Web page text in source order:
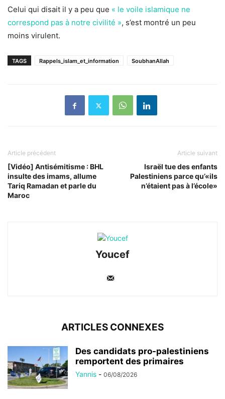
Celui qui disait il y a peu que « le voile islamique ne
correspond pas à notre civilité », s’est montré un peu
moins virulent.
TAGS Rappels_islam_et_information SoubhanAllah
Article précédent
[Vidéo] Antisémitisme : BHL
insulte des imams, allume
Tariq Ramadan et parle du
Maroc
Article suivant
Israël tue des enfants
Palestiniens parce qu’«ils
n’étaient pas à l’école»
Youcef
ARTICLES CONNEXES
Des candidats pro-palestiniens
remportent des primaires
Yannis - 06/08/2026